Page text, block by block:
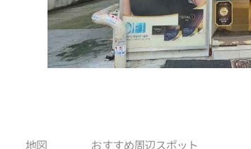
地図 おすすめ周辺スポット